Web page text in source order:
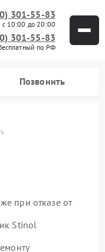
301-55-83
с 10:00 до 20:00
301-55-83
по РФ
Позвонить
при отказе от
Stinol